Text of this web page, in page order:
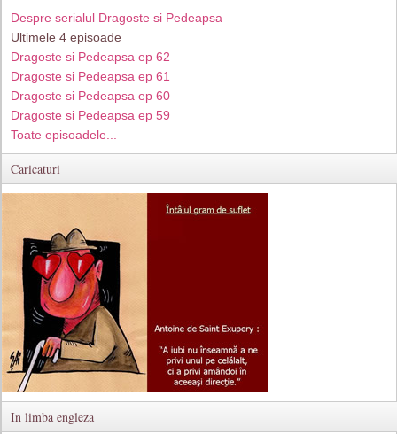
Despre serialul Dragoste si Pedeapsa
Ultimele 4 episoade
Dragoste si Pedeapsa ep 62
Dragoste si Pedeapsa ep 61
Dragoste si Pedeapsa ep 60
Dragoste si Pedeapsa ep 59
Toate episoadele...
Caricaturi
In limba engleza